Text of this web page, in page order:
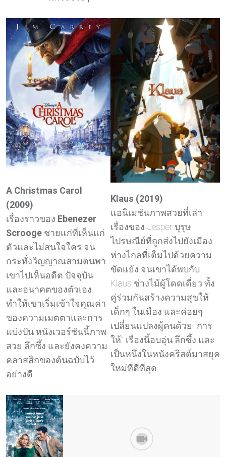
A Christmas Carol
(2009)
เรื่องราวของ Ebenezer
Scrooge ชายแก่ที่เห็นแก่
ตัวและไม่สนใจใคร จน
กระทั่งวิญญาณสามตนพา
เขาไปเห็นอดีต ปัจจุบัน
และอนาคตของตัวเอง
ทำให้เขาเริ่มเข้าใจคุณค่า
ของความเมตตาและการ
แบ่งปัน หนังเวอร์ชันนี้ภาพ
สวย ลึกซึ้ง และยังคงความ
คลาสสิกของต้นฉบับไว้
อย่างดี
Klaus (2019)
แอนิเมชันภาพสวยที่เล่า
เรื่องของ Jesper บุรุษ
ไปรษณีย์ที่ถูกส่งไปยังเมือง
ห่างไกลที่เต็มไปด้วยความ
ขัดแย้ง จนเขาได้พบกับ
Klaus ช่างไม้ผู้โดดเดี่ยว ทั้ง
คู่ร่วมกันสร้างความสุขให้
เด็กๆ ในเมือง และค่อยๆ
เปลี่ยนแปลงผู้คนด้วย “การ
ให้” เรื่องนี้อบอุ่น ลึกซึ้ง และ
เป็นหนึ่งในหนังคริสต์มาสยุค
ใหม่ที่ดีที่สุด